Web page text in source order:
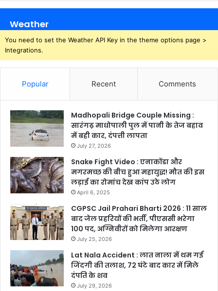
Weather
You need to set the Weather API Key in the theme options page >
Integrations.
Popular Recent Comments
Madhopali Bridge Couple Missing :
सारंगढ़ माधोपाली पुल में पानी के तेज बहाव
में बही कार, दंपत्ती लापता
July 27, 2026
Snake Fight Video : एनाकोंडा और
मगरमच्छ की बीच हुआ महायुद्ध! मौत की इस
लड़ाई का रोमांच देख कांप उठे लोग
April 6, 2025
CGPSC Jail Prahari Bharti 2026 : 11 साल
बाद जेल प्रहरियों की भर्ती, पीएससी भरेगा
100 पद, अग्निवीरों को मिलेगा आरक्षण
July 25, 2026
Lat Nala Accident : लात नाला में थम गई
जिंदगी की तलाश, 72 घंटे बाद कार में मिले
दंपति के शव
July 29, 2026